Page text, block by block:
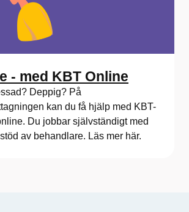
- med KBT Online
Deppig? På
kan du få hjälp med KBT-
Du jobbar självständigt med
av behandlare. Läs mer här.